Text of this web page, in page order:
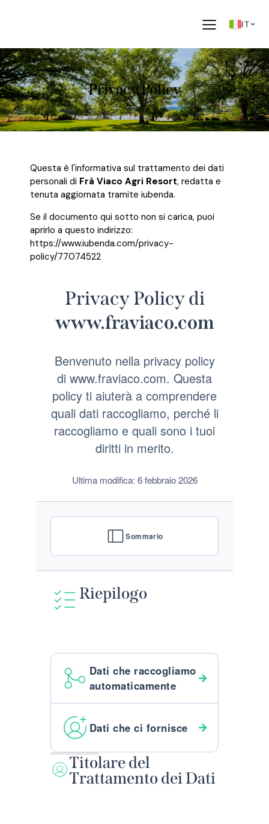
IT
Privacy Policy
Questa è l'informativa sul trattamento dei dati
personali di Frà Viaco Agri Resort, redatta e
tenuta aggiornata tramite iubenda.
Se il documento qui sotto non si carica, puoi
aprirlo a questo indirizzo:
https://www.iubenda.com/privacy-
policy/77074522
Privacy Policy di
www.fraviaco.com
Benvenuto nella privacy policy
di www.fraviaco.com. Questa
policy ti aiuterà a comprendere
quali dati raccogliamo, perché li
raccogliamo e quali sono i tuoi
diritti in merito.
Ultima modifica: 6 febbraio 2026
Sommario
Riepilogo
Dati che raccogliamo
automaticamente
Dati che ci fornisce
Titolare del
Trattamento dei Dati